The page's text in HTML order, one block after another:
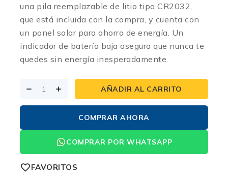
una pila reemplazable de litio tipo CR2032,
que está incluida con la compra, y cuenta con
un panel solar para ahorro de energía. Un
indicador de batería baja asegura que nunca te
quedes sin energía inesperadamente.
AÑADIR AL CARRITO
COMPRAR AHORA
COMPRAR POR WHATSAPP
FAVORITOS